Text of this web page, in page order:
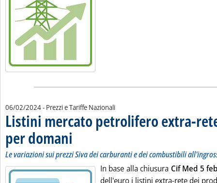
06/02/2024- Prezzi e Tariffe Nazionali
Listini mercato petrolifero extra-
per domani . Sottotitolo: Le variazioni sui prezzi Siva dei carburanti e dei
. Pubblicata martedì 06 febbraio 2024 alle 9.11.
Le variazioni sui prezzi Siva dei carburanti e dei combustibili
In base alla chiusura Cif Med 5
dell'euro i listini extra-rete dei